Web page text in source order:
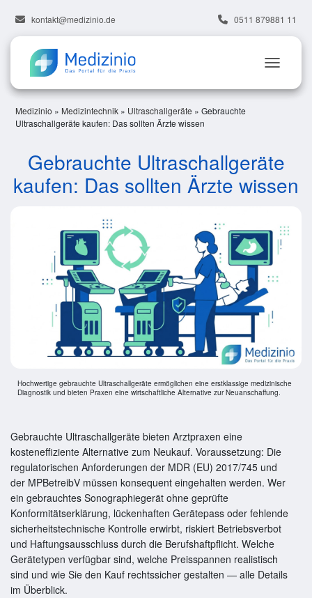
kontakt@medizinio.de 0511 879881 11
Medizinio » Medizintechnik » Ultraschallgeräte » Gebrauchte
Ultraschallgeräte kaufen: Das sollten Ärzte wissen
Gebrauchte Ultraschallgeräte
kaufen: Das sollten Ärzte wissen
Gebrauchte Ultraschallgeräte bieten Arztpraxen eine
kosteneffiziente Alternative zum Neukauf. Voraussetzung: Die
regulatorischen Anforderungen der MDR (EU) 2017/745 und
der MPBetreibV müssen konsequent eingehalten werden. Wer
ein gebrauchtes Sonographiegerät ohne geprüfte
Konformitätserklärung, lückenhaften Gerätepass oder fehlende
sicherheitstechnische Kontrolle erwirbt, riskiert Betriebsverbot
und Haftungsausschluss durch die Berufshaftpflicht. Welche
Gerätetypen verfügbar sind, welche Preisspannen realistisch
sind und wie Sie den Kauf rechtssicher gestalten — alle Details
im Überblick.
Hochwertige gebrauchte Ultraschallgeräte ermöglichen eine erstklassige medizinische
Diagnostik und bieten Praxen eine wirtschaftliche Alternative zur Neuanschaffung.